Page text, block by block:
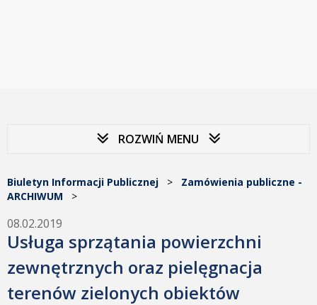
ROZWIŃ MENU
Biuletyn Informacji Publicznej > Zamówienia publiczne -
ARCHIWUM >
08.02.2019
Usługa sprzątania powierzchni
zewnętrznych oraz pielęgnacja
terenów zielonych obiektów